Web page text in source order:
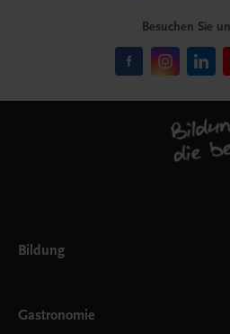
Besuchen Sie
Bildung
AHS
Gastronomie